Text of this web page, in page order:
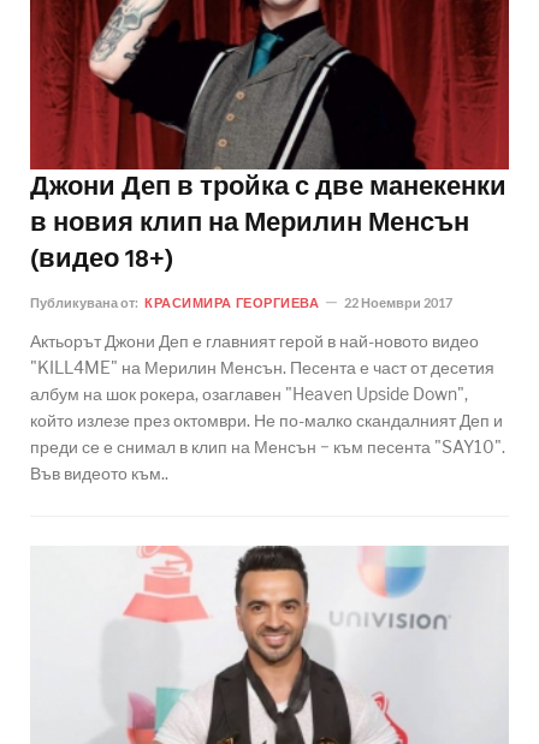
Джони Деп в тройка с две манекенки
в новия клип на Мерилин Менсън
(видео 18+)
Публикувана от: КРАСИМИРА ГЕОРГИЕВА 22 Ноември 2017
Актьорът Джони Деп е главният герой в най-новото видео
"KILL4ME" на Мерилин Менсън. Песента е част от десетия
албум на шок рокера, озаглавен "Heaven Upside Down",
който излезе през октомври. Не по-малко скандалният Деп и
преди се е снимал в клип на Менсън − към песента "SAY10".
Във видеото към..